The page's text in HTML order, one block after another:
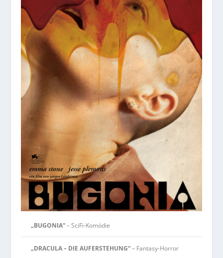
„BUGONIA“– SciFi-Komödie
„DRACULA – DIE AUFERSTEHUNG“– Fantasy-Horror